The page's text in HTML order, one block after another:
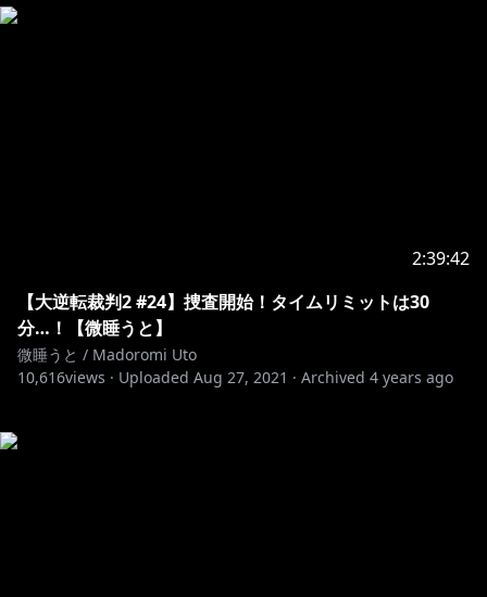
2:39:42
【大逆転裁判2 #24】捜査開始！タイムリミットは30
分…！【微睡うと】
微睡うと / Madoromi Uto
10,616views · Uploaded Aug 27, 2021 · Archived 4 years ago